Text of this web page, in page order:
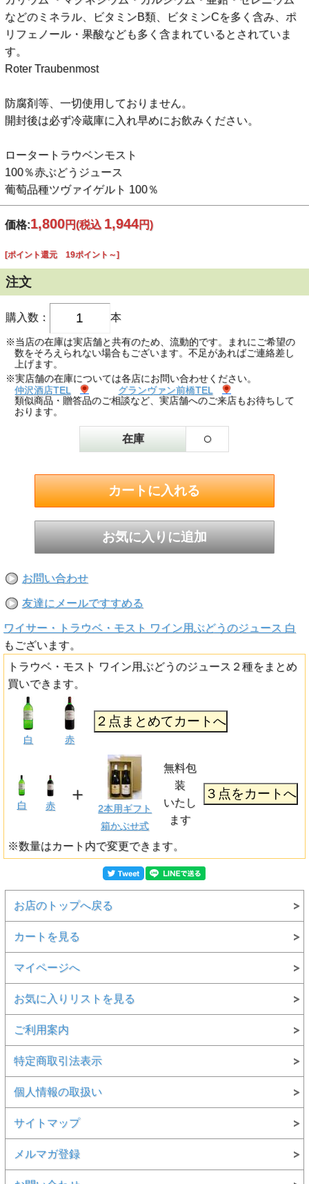
などのミネラル、ビタミンB類、ビタミンCを多く含み、ポ
リフェノール・果酸なども多く含まれているとされていま
す。
Roter Traubenmost
防腐剤等、一切使用しておりません。
開封後は必ず冷蔵庫に入れ早めにお飲みください。
ロータートラウベンモスト
100％赤ぶどうジュース
葡萄品種ツヴァイゲルト 100％
価格:1,800円(税込 1,944円)
[ポイント還元 19ポイント～]
注文
購入数： 本
※当店の在庫は実店舗と共有のため、流動的です。まれにご希望の
数をそろえられない場合もございます。不足があればご連絡差し
上げます。
※実店舗の在庫については各店にお問い合わせください。
仲沢酒店TEL
グランヴァン前橋TEL
類似商品・贈答品のご相談など、実店舗へのご来店もお待ちして
おります。
在庫 ○
お問い合わせ
友達にメールですすめる
ワイサー・トラウベ・モスト ワイン用ぶどうのジュース 白
もございます。
トラウベ・モスト ワイン用ぶどうのジュース２種をまとめ
買いできます。
白 赤
白 赤
＋
2本用ギフト
箱かぶせ式
無料包
装
いたし
ます
※数量はカート内で変更できます。
お店のトップへ戻る
カートを見る
マイページへ
お気に入りリストを見る
ご利用案内
特定商取引法表示
個人情報の取扱い
サイトマップ
メルマガ登録